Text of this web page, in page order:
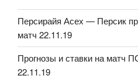
Персирайя Асех — Персик
матч 22.11.19
Прогнозы и ставки на матч
22.11.19